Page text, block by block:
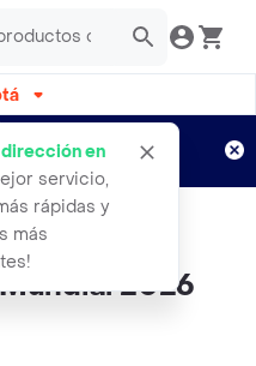
en
servicio,
rápidas y
más
Aplican TyC
2026